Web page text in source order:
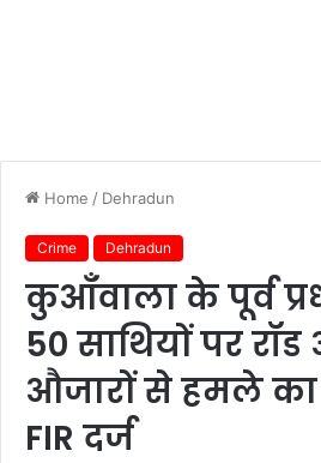
Home / Dehradun
Crime Dehradun
कुआँवाला के पूर्व
50 साथियों पर
औजारों से हमले का
FIR दर्ज